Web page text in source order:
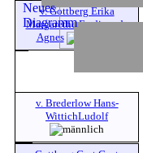
v. Gottberg Erika
Margarethe Ferdinande
Agnes
v. Brederlow Hans-
WittichLudolf